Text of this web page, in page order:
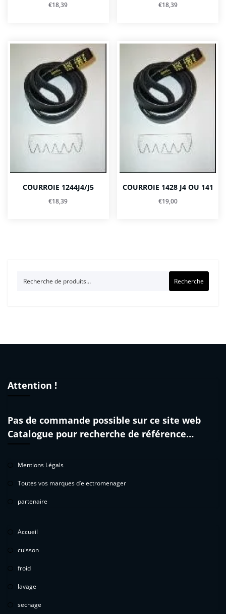
€18,39 €18,39
COURROIE 1244J4/J5
€18,39
COURROIE 1428 J4 OU 141
€19,00
Recherche
Attention !
Pas de commande possible sur ce site web
Catalogue pour recherche de référence…
Mentions Légals
Toutes vos marques d’electromenager
partenaire
Accueil
cuisson
froid
lavage
sechage